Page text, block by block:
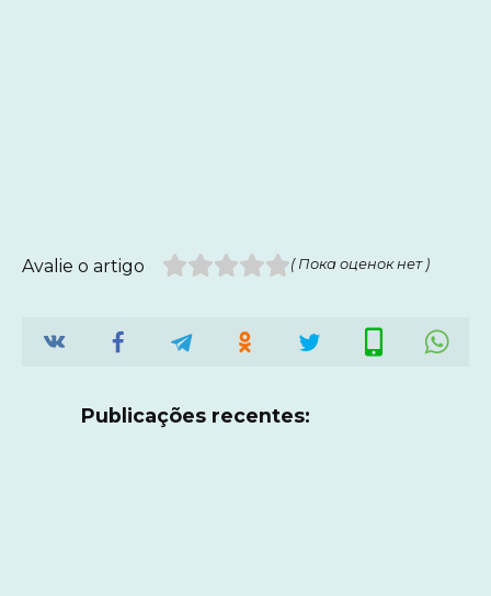
Avalie o artigo ( Пока оценок нет )
Publicações recentes: